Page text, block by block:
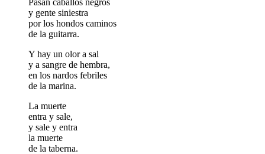
y gente siniestra
por los hondos caminos
de la guitarra.
Y hay un olor a sal
y a sangre de hembra,
en los nardos febriles
de la marina.
La muerte
entra y sale,
y sale y entra
la muerte
de la taberna.